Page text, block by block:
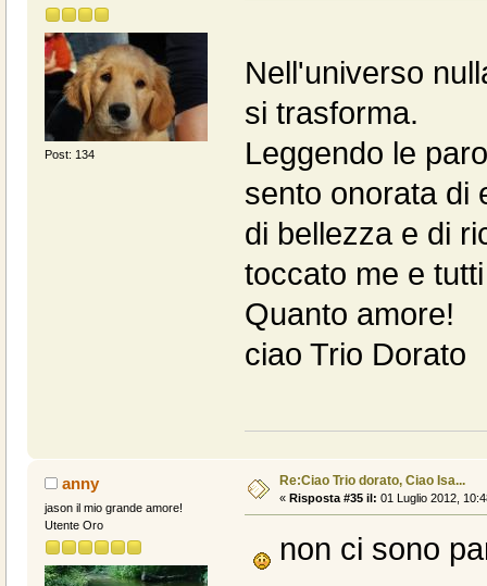
Post: 134
Nell'universo
si trasforma.
Leggendo le
sento onorata di
di bellezza e di
toccato me e
Quanto amore!
ciao Trio Dorato
anny
jason il mio grande amore!
Utente Oro
Re:Ciao Trio dorato, Ciao Isa...
« Risposta #35 il: 01 Luglio 2012,
non ci sono